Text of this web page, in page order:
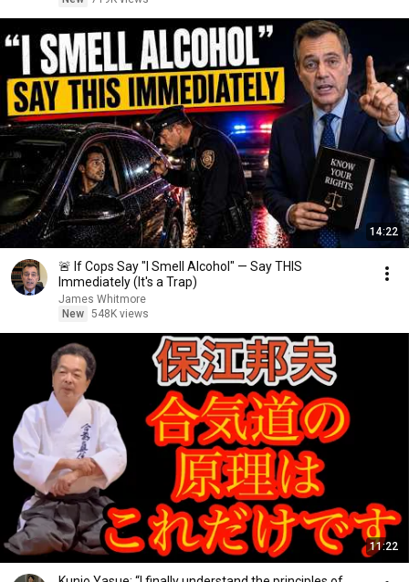
14:22
🚨 If Cops Say "I Smell Alcohol" — Say THIS
Immediately (It's a Trap)
James Whitmore
New 548K views
11:22